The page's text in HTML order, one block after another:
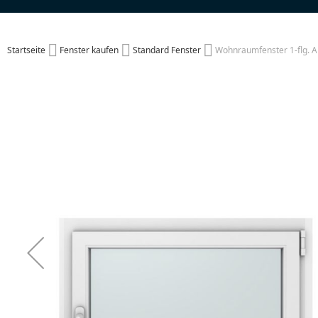
Startseite Fenster kaufen Standard Fenster Wohnraumfenster 1-flg.